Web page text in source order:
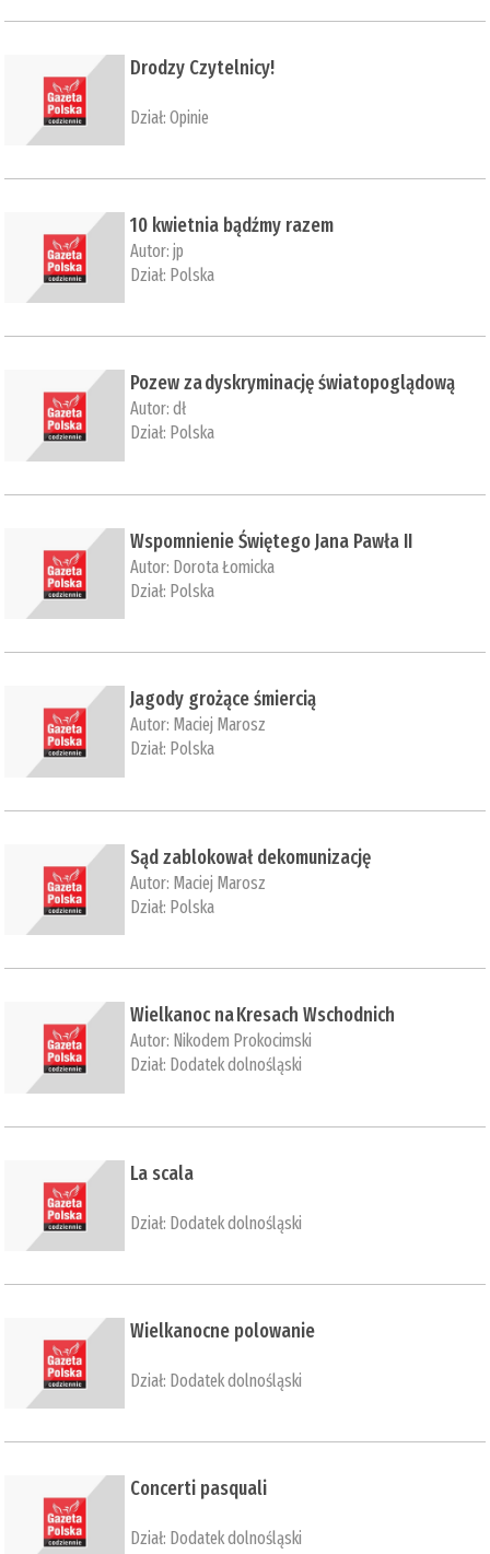
​Drodzy Czytelnicy!
Dział:Opinie
10 kwietnia bądźmy razem
Autor:jp
Dział: Polska
Pozew za dyskryminację światopoglądową
Autor:dł
Dział: Polska
Wspomnienie Świętego Jana Pawła II
Autor: Dorota Łomicka
Dział: Polska
Jagody grożące śmiercią
Autor: Maciej Marosz
Dział: Polska
​Sąd zablokował dekomunizację
Autor: Maciej Marosz
Dział: Polska
​Wielkanoc na Kresach Wschodnich
Autor: Nikodem Prokocimski
Dział: Dodatek dolnośląski
​La scala
Dział: Dodatek dolnośląski
​Wielkanocne polowanie
Dział: Dodatek dolnośląski
​Concerti pasquali
Dział: Dodatek dolnośląski